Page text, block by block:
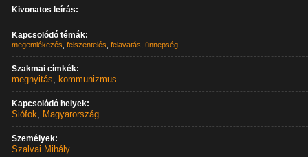
Kivonatos leírás:
Kapcsolódó témák:
megemlékezés ,felszentelés ,felavatás ,ünnepség
Szakmai címkék:
megnyitás, kommunizmus
Kapcsolódó helyek:
Siófok, Magyarország
Személyek:
Szalvai Mihály